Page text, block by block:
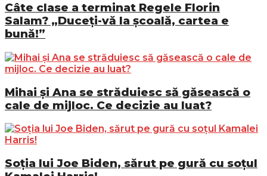
Câte clase a terminat Regele Florin
Salam? „Duceți-vă la școală, cartea e
bună!”
Mihai și Ana se străduiesc să găsească o
cale de mijloc. Ce decizie au luat?
Soția lui Joe Biden, sărut pe gură cu soțul